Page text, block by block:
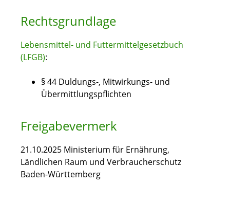
Rechtsgrundlage
Lebensmittel- und Futtermittelgesetzbuch
(LFGB):
§ 44 Duldungs-, Mitwirkungs- und
Übermittlungspflichten
Freigabevermerk
21.10.2025 Ministerium für Ernährung,
Ländlichen Raum und Verbraucherschutz
Baden-Württemberg